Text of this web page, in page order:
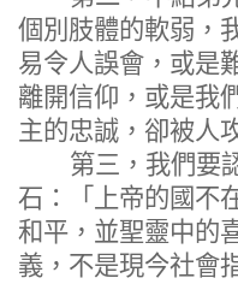
個別肢體的軟弱，
易令人誤會，或是
離開信仰，或是我
主的忠誠，卻被人
第三，我們要
石：「
上帝的國不
和平，並聖靈中的
義，不是現今社會